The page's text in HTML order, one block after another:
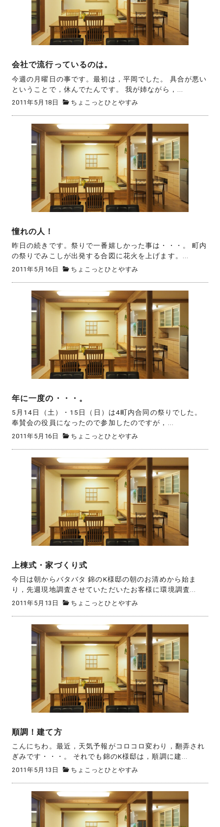
会社で流行っているのは。
今週の月曜日の事です。最初は，平岡でした。 具合が悪い
ということで，休んでたんです。 我が姉ながら，...
2011年5月18日 ちょこっとひとやすみ
憧れの人！
昨日の続きです。祭りで一番嬉しかった事は・・・。 町内
の祭りでみこしが出発する合図に花火を上げます。...
2011年5月16日 ちょこっとひとやすみ
年に一度の・・・。
5月14日（土）・15日（日）は4町内合同の祭りでした。
奉賛会の役員になったので参加したのですが，...
2011年5月16日 ちょこっとひとやすみ
上棟式・家づくり式
今日は朝からバタバタ 錦のK様邸の朝のお清めから始ま
り，先週現地調査させていただいたお客様に環境調査...
2011年5月13日 ちょこっとひとやすみ
順調！建て方
こんにちわ。最近，天気予報がコロコロ変わり，翻弄され
ぎみです・・・。 それでも錦のK様邸は，順調に建...
2011年5月13日 ちょこっとひとやすみ